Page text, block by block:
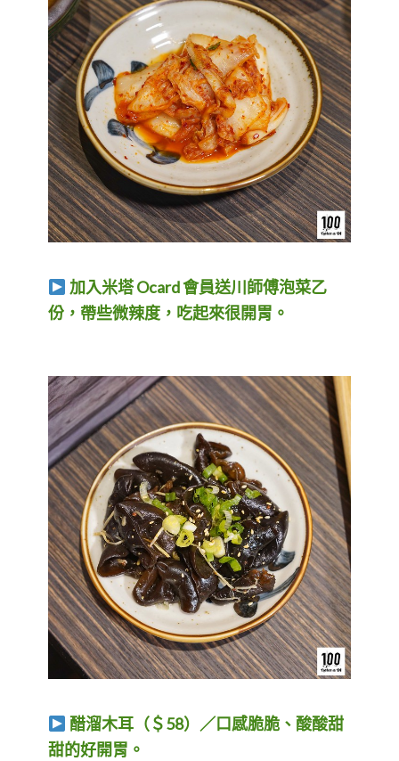
加入米塔 Ocard 會員送川師傅泡菜乙
份，帶些微辣度，吃起來很開胃。
醋溜木耳（＄58）／口感脆脆、酸酸甜
甜的好開胃。